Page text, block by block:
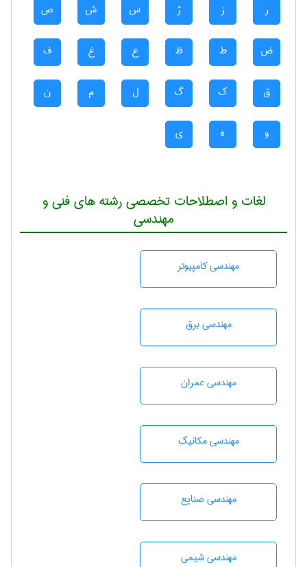
ر ز ژ س ش ص
ض ط ظ ع غ ف
ق ک گ ل م ن
و ه ی
لغات و اصطلاحات تخصصی رشته های فنی و
مهندسی
مهندسی كامپيوتر
مهندسی برق
مهندسی عمران
مهندسی مکانیک
مهندسی صنايع
مهندسي شيمی